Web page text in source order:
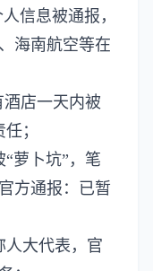
信息被通报，
海南航空等在
酒店一天内被
；
萝卜坑”，笔
方通报：已暂
人大代表，官